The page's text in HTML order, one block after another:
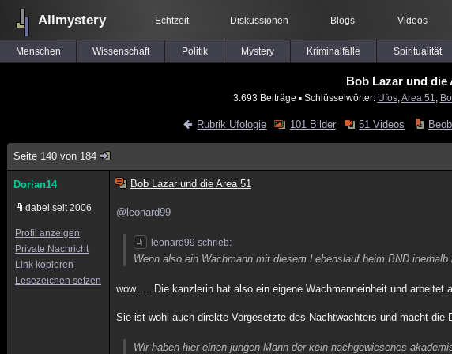
Allmystery Echtzeit Diskussionen Blogs Videos
Menschen Wissenschaft Politik Mystery Kriminalfälle Spiritualität
Bob Lazar und die
3.693 Beiträge ▪ Schlüsselwörter: Ufos, Area 51
Rubrik Ufologie 101 Bilder 51 Videos
Seite 140 von 184
Dorian14
dabei seit 2006
Profil anzeigen
Private Nachricht
Link kopieren
Lesezeichen setzen
Bob Lazar und die Area 51
@leonard99
leonard99 schrieb:
Wenn also ein Wachmann mit diesem Lebenslauf beim BND
wow..... Die kanzlerin hat also ein eigene Wachmanneinheit und arbeitet
Sie ist wohl auch direkte Vorgesetzte des Nachtwächters und macht die
Wir haben hier einen jungen Mann der kein nachgewiesenes